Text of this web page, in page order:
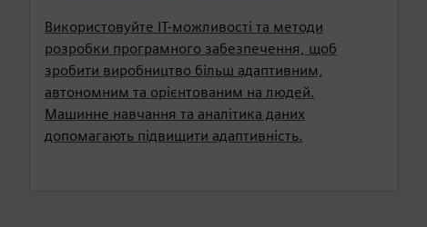
Використовуйте ІТ-можливості та методи
розробки програмного забезпечення, щоб
зробити виробництво більш адаптивним,
автономним та орієнтованим на людей.
Машинне навчання та аналітика даних
допомагають підвищити адаптивність.